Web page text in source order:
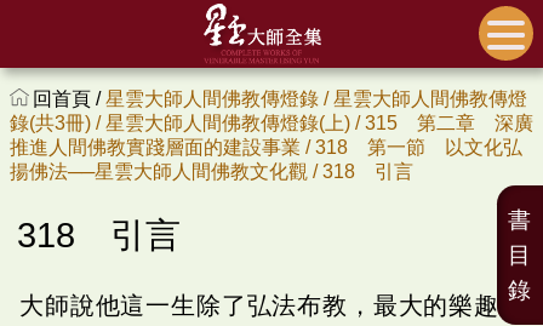
回首頁 /星雲大師人間佛教傳燈錄 /星雲大師人間佛教傳燈
錄(共3冊) /星雲大師人間佛教傳燈錄(上) /315 第二章 深廣
推進人間佛教實踐層面的建設事業 /318 第一節 以文化弘
揚佛法──星雲大師人間佛教文化觀 /318 引言
318 引言
大師說他這一生除了弘法布教，最大的樂趣就
書
目
錄